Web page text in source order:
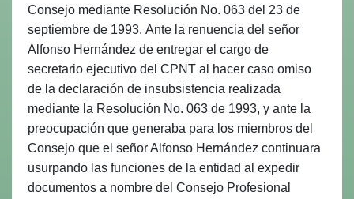
Consejo mediante Resolución No. 063 del 23 de
septiembre de 1993. Ante la renuencia del señor
Alfonso Hernández de entregar el cargo de
secretario ejecutivo del CPNT al hacer caso omiso
de la declaración de insubsistencia realizada
mediante la Resolución No. 063 de 1993, y ante la
preocupación que generaba para los miembros del
Consejo que el señor Alfonso Hernández continuara
usurpando las funciones de la entidad al expedir
documentos a nombre del Consejo Profesional